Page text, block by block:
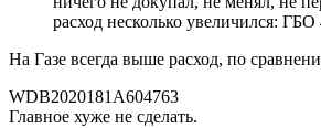
расход несколько увеличился:
На Газе всегда выше расход, по
WDB2020181A604763
Главное хуже не сделать.